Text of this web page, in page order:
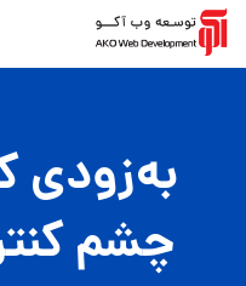
به‌زودی
چشم